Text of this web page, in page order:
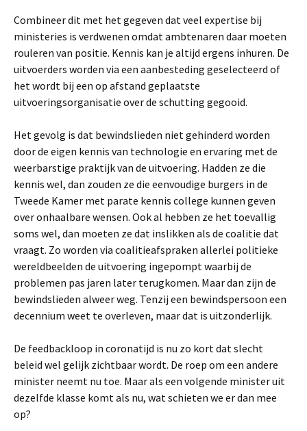
Combineer dit met het gegeven dat veel expertise bij
ministeries is verdwenen omdat ambtenaren daar moeten
rouleren van positie. Kennis kan je altijd ergens inhuren. De
uitvoerders worden via een aanbesteding geselecteerd of
het wordt bij een op afstand geplaatste
uitvoeringsorganisatie over de schutting gegooid.
Het gevolg is dat bewindslieden niet gehinderd worden
door de eigen kennis van technologie en ervaring met de
weerbarstige praktijk van de uitvoering. Hadden ze die
kennis wel, dan zouden ze die eenvoudige burgers in de
Tweede Kamer met parate kennis college kunnen geven
over onhaalbare wensen. Ook al hebben ze het toevallig
soms wel, dan moeten ze dat inslikken als de coalitie dat
vraagt. Zo worden via coalitieafspraken allerlei politieke
wereldbeelden de uitvoering ingepompt waarbij de
problemen pas jaren later terugkomen. Maar dan zijn de
bewindslieden alweer weg. Tenzij een bewindspersoon een
decennium weet te overleven, maar dat is uitzonderlijk.
De feedbackloop in coronatijd is nu zo kort dat slecht
beleid wel gelijk zichtbaar wordt. De roep om een andere
minister neemt nu toe. Maar als een volgende minister uit
dezelfde klasse komt als nu, wat schieten we er dan mee
op?